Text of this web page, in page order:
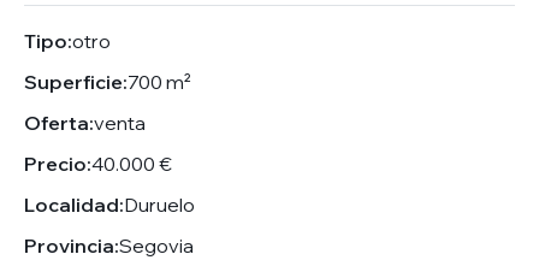
Tipo:otro
Superficie:700 m²
Oferta:venta
Precio:40.000 €
Localidad:Duruelo
Provincia:Segovia